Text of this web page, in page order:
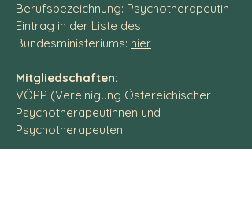
Berufsbezeichnung: Psychotherapeutin
Eintrag in der Liste des
Bundesministeriums: hier
Mitgliedschaften:
VÖPP (Vereinigung Östereichischer
Psychotherapeutinnen und
Psychotherapeuten